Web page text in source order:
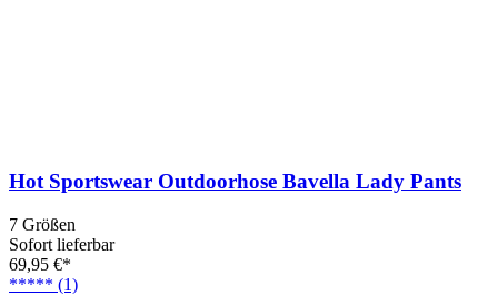
Hot Sportswear Outdoorhose Bavella Lady Pants
7 Größen
Sofort lieferbar
69,95 €*
***** (1)